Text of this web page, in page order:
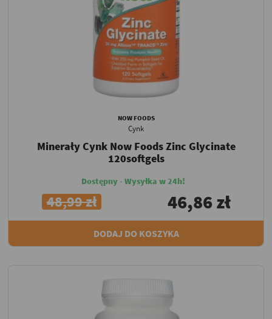
NOW FOODS
Cynk
Minerały Cynk Now Foods Zinc Glycinate
120softgels
Dostępny - Wysyłka w 24h!
48,99 zł 46,86 zł
DODAJ DO KOSZYKA